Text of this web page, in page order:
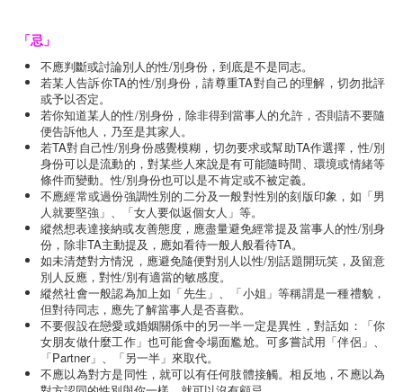
「忌」
不應判斷或討論別人的性/別身份，到底是不是同志。
若某人告訴你TA的性/別身份，請尊重TA對自己的理解，切勿批評
或予以否定。
若你知道某人的性/別身份，除非得到當事人的允許，否則請不要隨
便告訴他人，乃至是其家人。
若TA對自己性/別身份感覺模糊，切勿要求或幫助TA作選擇，性/別
身份可以是流動的，對某些人來說是有可能隨時間、環境或情緒等
條件而變動。性/別身份也可以是不肯定或不被定義。
不應經常或過份強調性別的二分及一般對性別的刻版印象，如「男
人就要堅強」、「女人要似返個女人」等。
縱然想表達接納或友善態度，應盡量避免經常提及當事人的性/別身
份，除非TA主動提及，應如看待一般人般看待TA。
如未清楚對方情況，應避免隨便對別人以性/別話題開玩笑，及留意
別人反應，對性/別有適當的敏感度。
縱然社會一般認為加上如「先生」、「小姐」等稱謂是一種禮貌，
但對待同志，應先了解當事人是否喜歡。
不要假設在戀愛或婚姻關係中的另一半一定是異性，對話如：「你
女朋友做什麼工作」也可能會令場面尷尬。可多嘗試用「伴侶」、
「Partner」、「另一半」來取代。
不應以為對方是同性，就可以有任何肢體接觸。相反地，不應以為